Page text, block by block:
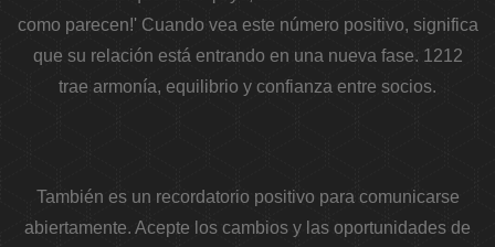
como parecen!' Cuando vea este número positivo, significa
que su relación está entrando en una nueva fase. 1212
trae armonía, equilibrio y confianza entre socios.
También es un recordatorio positivo para comunicarse
abiertamente. Acepte los cambios y las oportunidades de